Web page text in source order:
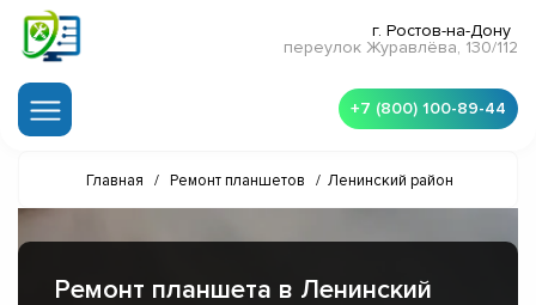
г. Ростов-на-Дону
переулок Журавлёва, 130/112
+7 (800) 100-89-44
Главная / Ремонт планшетов / Ленинский район
Ремонт планшета в Ленинский